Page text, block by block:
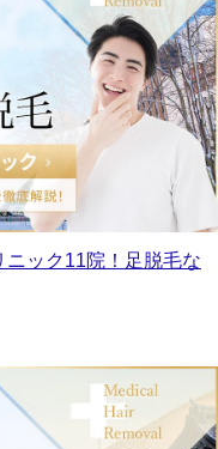
ック11院！足脱毛な